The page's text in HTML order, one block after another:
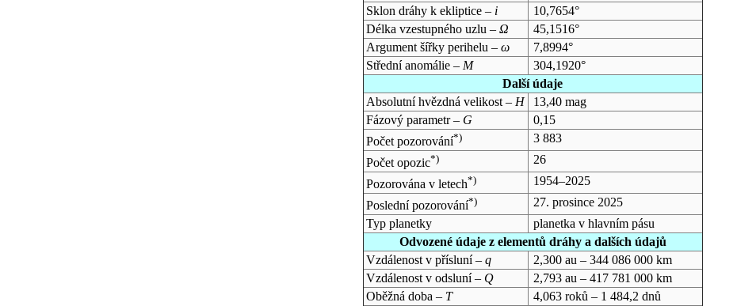
Sklon dráhy k ekliptice – i
10,7654°
Délka vzestupného uzlu – Ω
45,1516°
Argument šířky perihelu – ω
7,8994°
Střední anomálie – M
304,1920°
Další údaje
Absolutní hvězdná velikost – H
13,40 mag
Fázový parametr – G
0,15
Počet pozorování*)
3 883
Počet opozic*)
26
Pozorována v letech*)
1954–2025
Poslední pozorování*)
27. prosince 2025
Typ planetky
planetka v hlavním pásu
Odvozené údaje z elementů dráhy a dalších údajů
Vzdálenost v přísluní – q
2,300 au – 344 086 000 km
Vzdálenost v odsluní – Q
2,793 au – 417 781 000 km
Oběžná doba – T
4,063 roků – 1 484,2 dnů